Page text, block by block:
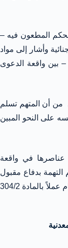
المطعون فيه –
وأشار إلى مواد
– بين واقعة الدعوى
من أن المتهم تسلم
على النحو المبين
عناصرها في واقعة
بدفاع مقبول
ينال ثبوتها ومن ثم يتعين معاقبته طبقاً لمواد الاتهام عملاً بالمادة 304/2